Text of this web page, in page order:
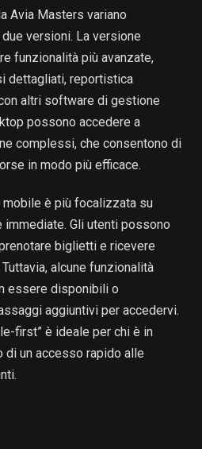
Avia Masters variano
versioni. La versione
funzionalità più avanzate,
dettagliati, reportistica
altri software di gestione
possono accedere a
complessi, che consentono di
in modo più efficace.
mobile è più focalizzata su
Gli utenti possono
biglietti e ricevere
alcune funzionalità
essere disponibili o
aggiuntivi per accedervi.
first” è ideale per chi è in
di un accesso rapido alle